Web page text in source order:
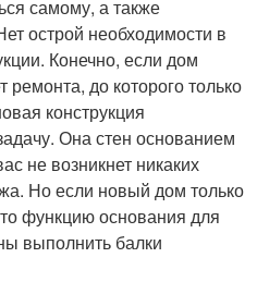
самому, а также
острой необходимости в
Конечно, если дом
до которого только
конструкция
Она стен основанием
не возникнет никаких
Но если новый дом только
функцию основания для
выполнить балки